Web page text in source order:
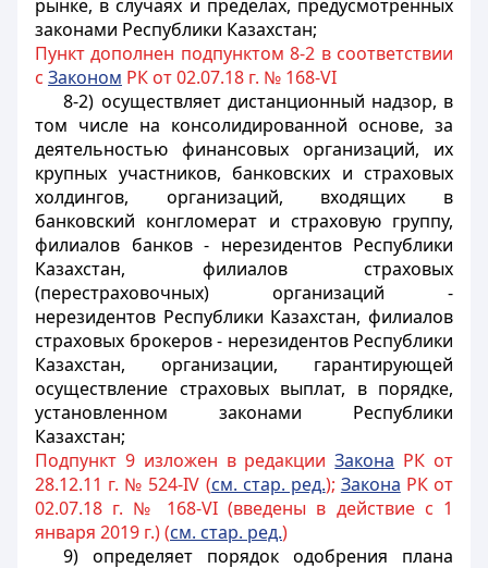
рынке, в случаях и пределах, предусмотренных
законами Республики Казахстан;
Пункт дополнен подпунктом 8-2 в соответствии
с Законом РК от 02.07.18 г. № 168-VI
8-2) осуществляет дистанционный надзор, в
том числе на консолидированной основе, за
деятельностью финансовых организаций, их
крупных участников, банковских и страховых
холдингов, организаций, входящих в
банковский конгломерат и страховую группу,
филиалов банков - нерезидентов Республики
Казахстан, филиалов страховых
(перестраховочных) организаций -
нерезидентов Республики Казахстан, филиалов
страховых брокеров - нерезидентов Республики
Казахстан, организации, гарантирующей
осуществление страховых выплат, в порядке,
установленном законами Республики
Казахстан;
Подпункт 9 изложен в редакцииЗакона РК от
28.12.11 г. № 524-IV (см. стар. ред.); Закона РК от
02.07.18 г. № 168-VI (введены в действие с 1
января 2019 г.) (см. стар. ред.)
9) определяет порядок одобрения плана